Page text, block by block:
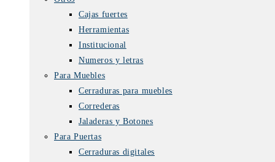
Cajas fuertes
Herramientas
Institucional
Numeros y letras
Para Muebles
Cerraduras para muebles
Correderas
Jaladeras y Botones
Para Puertas
Cerraduras digitales